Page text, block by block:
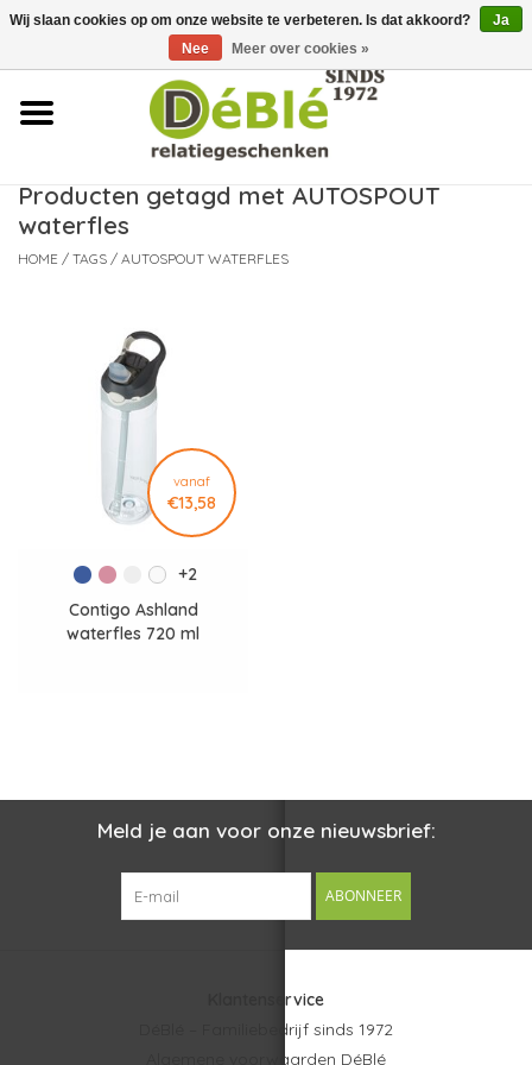
Over ons
Contact
Nieuws
Producten getagd met AUTOSPOUT
waterfles
HOME / TAGS / AUTOSPOUT WATERFLES
vanaf
€13,58
+2
Contigo Ashland
waterfles 720 ml
Meld je aan voor onze nieuwsbrief:
ABONNEER
Klantenservice
DéBlé – Familiebedrijf sinds 1972
Algemene voorwaarden DéBlé
Wij slaan cookies op om onze website te verbeteren. Is dat akkoord?
Ja
Nee
Meer over cookies »